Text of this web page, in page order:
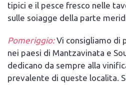
tipici e il pesce fresco nelle
sulle soiagge della parte
Pomeriggio:Vi consigliamo di
nei paesi di Mantzavinata e
dedicano da sempre alla
prevalente di queste localita.